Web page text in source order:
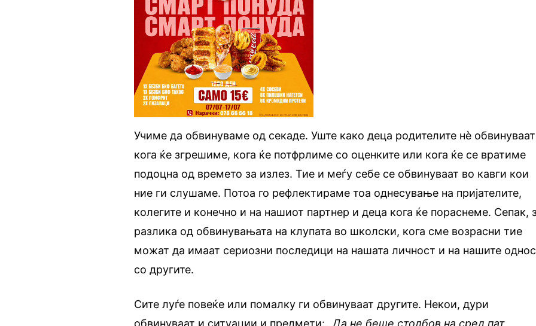
Учиме да обвинуваме од секаде. Уште како деца родителите нѐ обвинуваат
кога ќе згрешиме, кога ќе потфрлиме со оценките или кога ќе се вратиме
подоцна од времето за излез. Тие и меѓу себе се обвинуваат во кавги кои
ние ги слушаме. Потоа го рефлектираме тоа однесување на пријателите,
колегите и конечно и на нашиот партнер и деца кога ќе пораснеме. Сепак,
разлика од обвинувањата на клупата во школски, кога сме возрасни тие
можат да имаат сериозни последици на нашата личност и на нашите
со другите.
Сите луѓе повеќе или помалку ги обвинуваат другите. Некои, дури
обвинуваат и ситуации и предмети:„Да не беше столбов на сред пат